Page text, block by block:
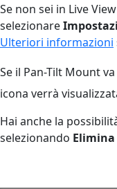
Se non sei in Live
selezionare
Ulteriori informazioni
Se il Pan-Tilt Mount
icona verrà
Hai anche la
selezionando Elimina